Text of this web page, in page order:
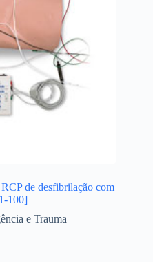
de desfibrilação com
100]
e Trauma